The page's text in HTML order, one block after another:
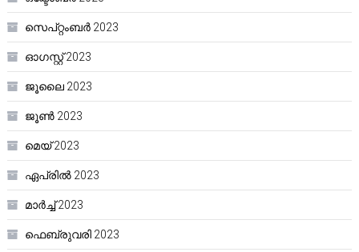
സെപ്റ്റംബർ 2023
ഓഗസ്റ്റ്‌ 2023
ജൂലൈ 2023
ജൂൺ 2023
മെയ്‌ 2023
ഏപ്രിൽ 2023
മാർച്ച്‌ 2023
ഫെബ്രുവരി 2023